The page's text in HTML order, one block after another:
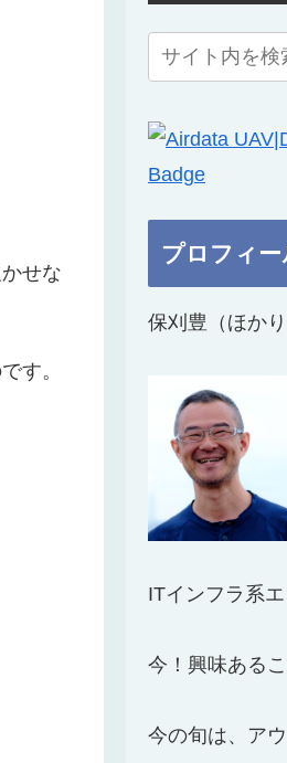
せな
す。
プロフィー
保刈豊（ほかり
ITインフラ系
今！興味ある
今の旬は、ア